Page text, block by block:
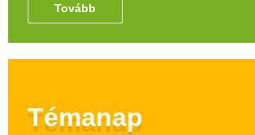
Tovább
Témanap